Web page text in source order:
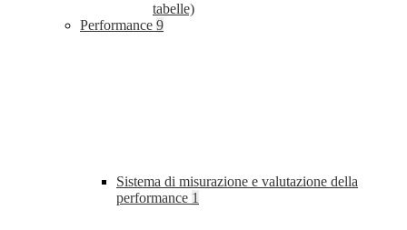
tabelle)
Performance 9
Sistema di misurazione e valutazione della
performance 1